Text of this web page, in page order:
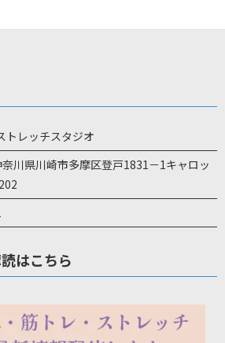
トレッチスタジオ
川県川崎市多摩区登戸1831－1キャロッ
はこちら